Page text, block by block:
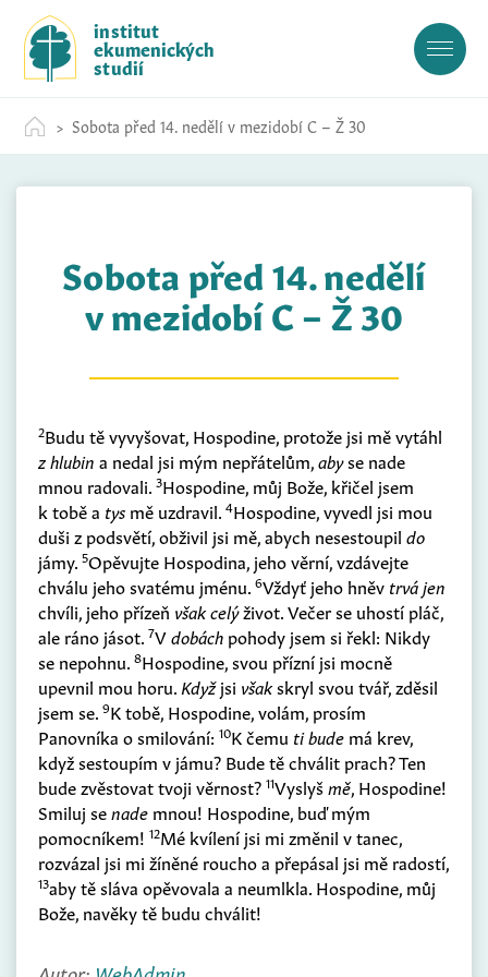
c
institut
ekumenických
studií
Sobota před 14. nedělí v mezidobí C – Ž 30
Sobota před 14. nedělí
v mezidobí C – Ž 30
2Budu tě vyvyšovat, Hospodine, protože jsi mě vytáhl
z hlubin a nedal jsi mým nepřátelům,abyse nade
mnou radovali. 3Hospodine, můj Bože, křičel jsem
k tobě a tys mě uzdravil. 4Hospodine, vyvedl jsi mou
duši z podsvětí, obživil jsi mě, abych nesestoupil do
jámy. 5Opěvujte Hospodina, jeho věrní, vzdávejte
chválu jeho svatému jménu. 6Vždyť jeho hněv trvá jen
chvíli, jeho přízeň však celýživot. Večer se uhostí pláč,
ale ráno jásot. 7Vdobách pohody jsem si řekl: Nikdy
se nepohnu. 8Hospodine, svou přízní jsi mocně
upevnil mou horu. Kdyžjsi všakskryl svou tvář, zděsil
jsem se. 9K tobě, Hospodine, volám, prosím
Panovníka o smilování: 10K čemu ti bude má krev,
když sestoupím v jámu? Bude tě chválit prach? Ten
bude zvěstovat tvoji věrnost? 11Vyslyšmě, Hospodine!
Smiluj senade mnou! Hospodine, buď mým
pomocníkem! 12Mé kvílení jsi mi změnil v tanec,
rozvázal jsi mi žíněné roucho a přepásal jsi mě radostí,
13aby tě sláva opěvovala a neumlkla. Hospodine, můj
Bože, navěky tě budu chválit!